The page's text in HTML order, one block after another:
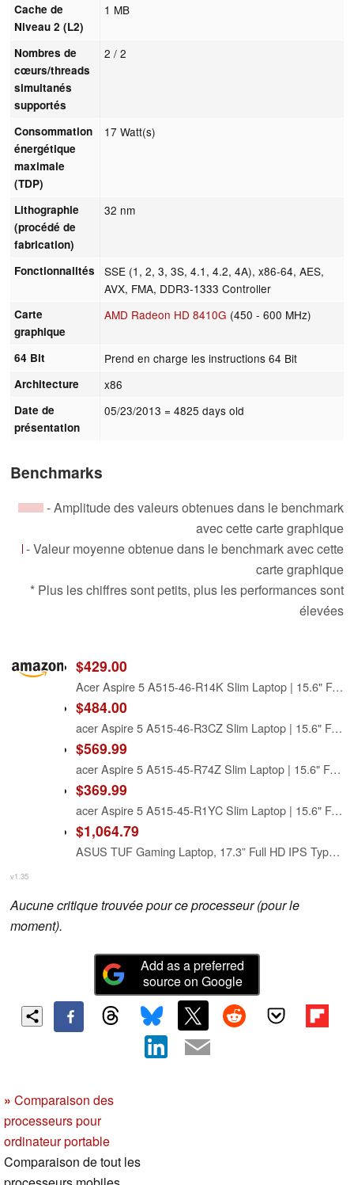
Cache de
Niveau 2 (L2)
1 MB
Nombres de
cœurs/threads
simultanés
supportés
2 / 2
Consommation
énergétique
maximale
(TDP)
17 Watt(s)
Lithographie
(procédé de
fabrication)
32 nm
Fonctionnalités
SSE (1, 2, 3, 3S, 4.1, 4.2, 4A), x86-64, AES,
AVX, FMA, DDR3-1333 Controller
Carte
graphique
AMD Radeon HD 8410G (450 - 600 MHz)
64 Bit Prend en charge les instructions 64 Bit
Architecture x86
Date de
présentation
05/23/2013 = 4825 days old
Benchmarks
- Amplitude des valeurs obtenues dans le benchmark
avec cette carte graphique
- Valeur moyenne obtenue dans le benchmark avec cette
carte graphique
* Plus les chiffres sont petits, plus les performances sont
élevées
$429.00
Acer Aspire 5 A515-46-R14K Slim Laptop | 15.6" Full HD IPS | AMD Ryzen 3 3350U Quad-Core Mobile Processor | 4GB DDR4 | 128GB NVMe SSD | WiFi 6 | Backlit KB | Amazon Alexa | Windows 10 Home (S mode)
$484.00
acer Aspire 5 A515-46-R3CZ Slim Laptop | 15.6" Full HD IPS | AMD Ryzen 7 3700U Quad-Core Mobile Processor | 8GB DDR4 | 256GB NVMe SSD | WiFi 6 | Backlit KB | Fingerprint Reader | Windows 11 Home
$569.99
acer Aspire 5 A515-45-R74Z Slim Laptop | 15.6" Full HD IPS | AMD Ryzen 5 5500U Hexa-Core Mobile Processor | AMD Radeon Graphics | 8GB DDR4 | 256GB NVMe SSD | WiFi 6 | Backlit KB | Windows 11 Home
$369.99
acer Aspire 5 A515-45-R1YC Slim Laptop | 15.6" Full HD IPS | AMD Ryzen 5 5500U Hexa-Core Mobile Processor | 8GB DDR4 | 256GB NVMe SSD | WiFi 6 | Backlit KB | Windows 10 Home
$1,064.79
ASUS TUF Gaming Laptop, 17.3” Full HD IPS Type, AMD Ryzen 5 3550H CPU, AMD Radeon RX560X, 8GB DDR4, 512GB PCIe SSD, Gigabit Wi-Fi 5, Windows 10 Home - FX705DY-EH53
v1.35
Aucune critique trouvée pour ce processeur (pour le
moment).
Add as a preferred
source on Google
» Comparaison des
processeurs pour
ordinateur portable
Comparaison de tout les